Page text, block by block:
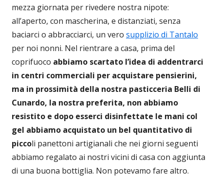
mezza giornata per rivedere nostra nipote:
all’aperto, con mascherina, e distanziati, senza
baciarci o abbracciarci, un vero supplizio di Tantalo
per noi nonni. Nel rientrare a casa, prima del
coprifuoco abbiamo scartato l’idea di addentrarci
in centri commerciali per acquistare pensierini,
ma in prossimità della nostra pasticceria Belli di
Cunardo, la nostra preferita, non abbiamo
resistito e dopo esserci disinfettate le mani col
gel abbiamo acquistato un bel quantitativo di
piccoli panettoni artigianali che nei giorni seguenti
abbiamo regalato ai nostri vicini di casa con aggiunta
di una buona bottiglia. Non potevamo fare altro.